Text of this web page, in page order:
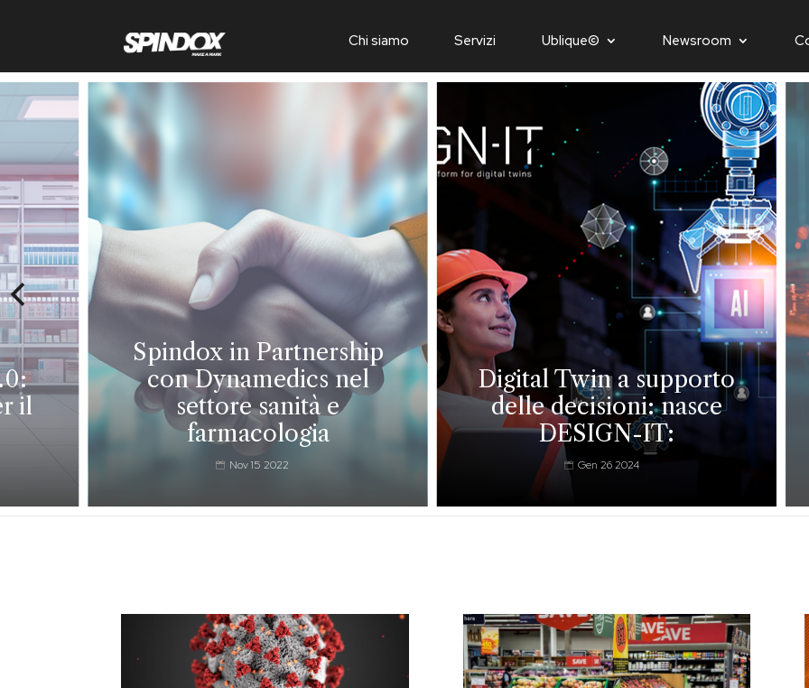
Chi siamo Servizi Ublique© Newsroom
Digital Twin a supporto
delle decisioni: nasce
DESIGN-IT:
Gen 26 2024
il
Spindox in Partnership
con Dynamedics nel
settore sanità e
farmacologia
Nov 15 2022